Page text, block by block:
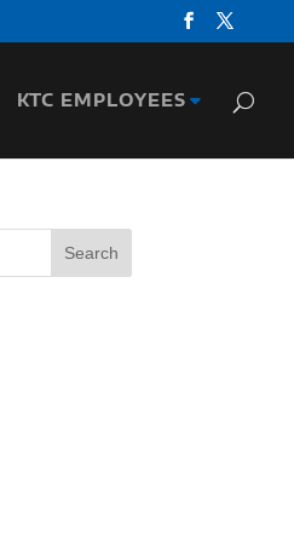
KTC EMPLOYEES
Search